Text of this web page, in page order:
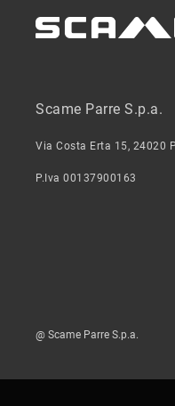
Scame Parre S.p.a.
Via Costa Erta 15, 24020
P.Iva 00137900163
@ Scame Parre S.p.a.